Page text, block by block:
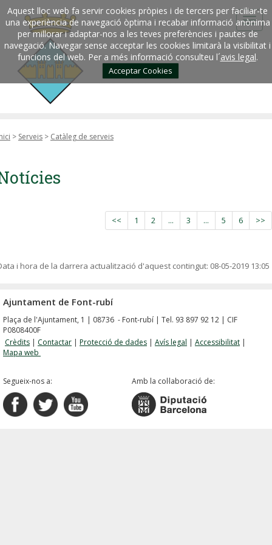
Aquest lloc web fa servir cookies pròpies i de tercers per faciliar-te
una experiència de navegació òptima i recabar informació anònima
per millorar i adaptar-nos a les teves preferències i pautes de
navegació. Navegar sense acceptar les cookies limitarà la visibilitat i
funcions del web. Per a més informació consulteu l´avis legal.
Acceptar Cookies
> Serveis > Catàleg de serveis
<< 1 2 ... 3 ... 5 6 >>
i hora de la darrera actualització d'aquest contingut: 08-05-2019 13:05
Ajuntament de Font-rubí
Plaça de l'Ajuntament, 1 | 08736 - Font-rubí | Tel. 93 897 92 12 | CIF
P0808400F
Crèdits | Contactar | Protecció de dades | Avís legal | Accessibilitat |
Mapa web
Segueix-nos a: Amb la col·laboració de: